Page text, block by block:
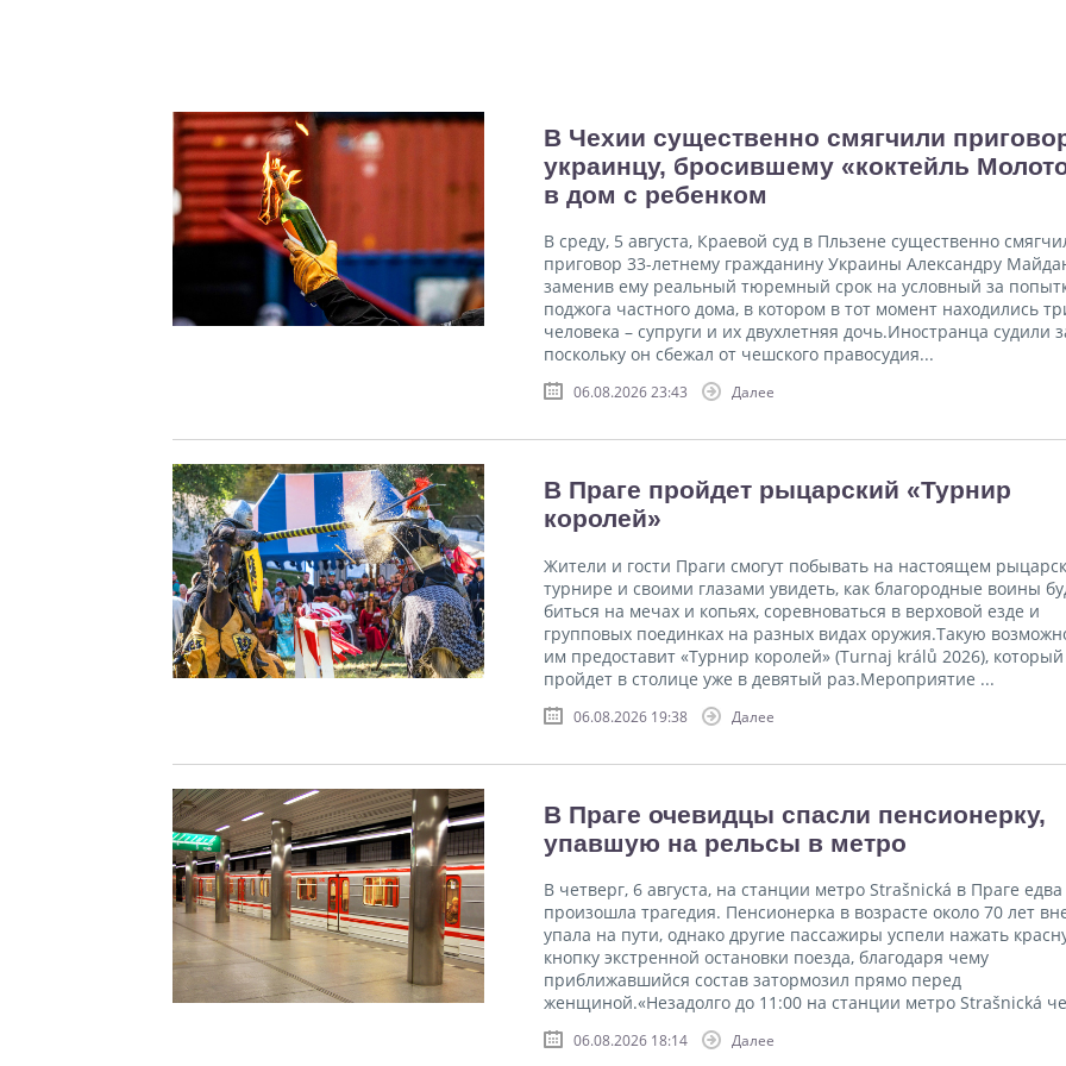
В Чехии существенно смягчили
украинцу, бросившему «коктейль
в дом с ребенком
В среду, 5 августа, Краевой суд в Пльзене существенно
приговор 33-летнему гражданину Украины Александру
заменив ему реальный тюремный срок на условный за
поджога частного дома, в котором в тот момент находились
человека – супруги и их двухлетняя дочь.Иностранца судили
поскольку он сбежал от чешского правосудия...
06.08.2026 23:43 Далее
В Праге пройдет рыцарский «Турнир
королей»
Жители и гости Праги смогут побывать на настоящем
турнире и своими глазами увидеть, как благородные воины
биться на мечах и копьях, cоревноваться в верховой езде и
групповых поединках на разных видах оружия.Такую
им предоставит «Турнир королей» (Turnaj králů 2026), который
пройдет в столице уже в девятый раз.Мероприятие ...
06.08.2026 19:38 Далее
В Праге очевидцы спасли пенсионерку,
упавшую на рельсы в метро
В четверг, 6 августа, на станции метро Strašnická в Праге
произошла трагедия. Пенсионерка в возрасте около 70 лет
упала на пути, однако другие пассажиры успели нажать
кнопку экстренной остановки поезда, благодаря чему
приближавшийся состав затормозил прямо перед
женщиной.«Незадолго до 11:00 на станции метро Strašnická
06.08.2026 18:14 Далее